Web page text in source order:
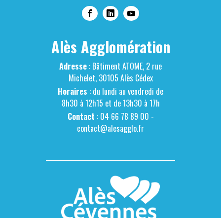
Alès Agglomération
Adresse : Bâtiment ATOME, 2 rue
Michelet, 30105 Alès Cédex
Horaires : du lundi au vendredi de
8h30 à 12h15 et de 13h30 à 17h
Contact : 04 66 78 89 00 -
contact@alesagglo.fr